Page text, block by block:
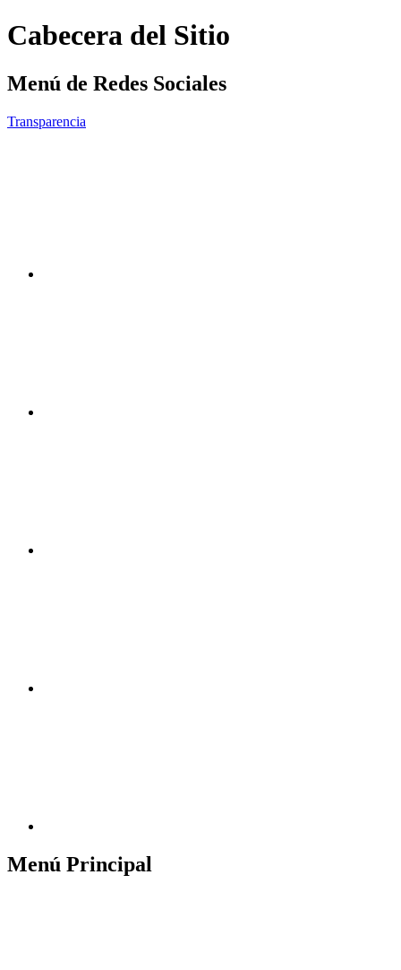
Cabecera del Sitio
Menú de Redes Sociales
Transparencia
Menú Principal